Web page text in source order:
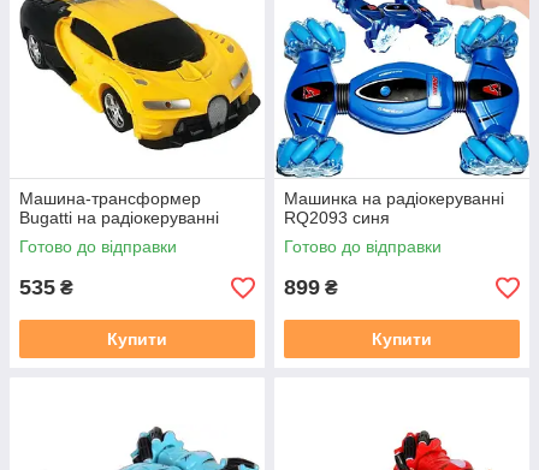
Машина-трансформер
Bugatti на радіокеруванні
Готово до відправки
535 ₴
Купити
Машинка на радіокеруванні
RQ2093 синя
Готово до відправки
899 ₴
Купити